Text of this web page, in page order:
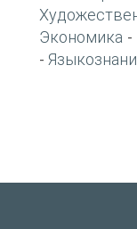
Экономика -
-